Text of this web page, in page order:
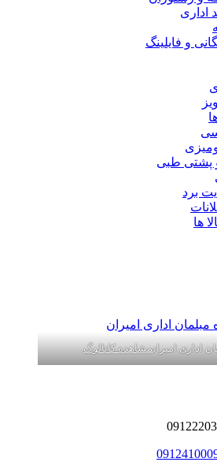
اداری
و فایلینگ
پشتی طبی
برد
ها
اداری امیرانمشاهده کاتالوگ